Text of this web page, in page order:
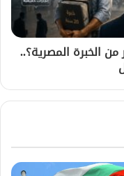
الخبرة المصرية؟..